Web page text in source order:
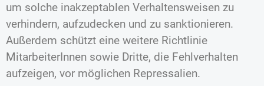
um solche inakzeptablen Verhaltensweisen zu
verhindern, aufzudecken und zu sanktionieren.
Außerdem schützt eine weitere Richtlinie
MitarbeiterInnen sowie Dritte, die Fehlverhalten
aufzeigen, vor möglichen Repressalien.